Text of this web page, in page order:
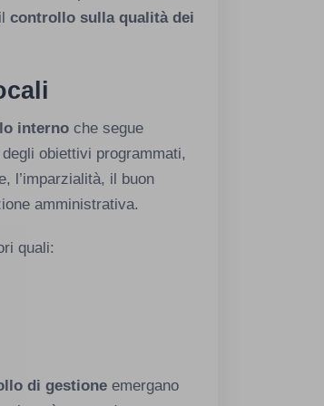
controllo sulla qualità dei
interno che segue
obiettivi programmati,
l’imparzialità, il buon
amministrativa.
quali:
di gestione emergano